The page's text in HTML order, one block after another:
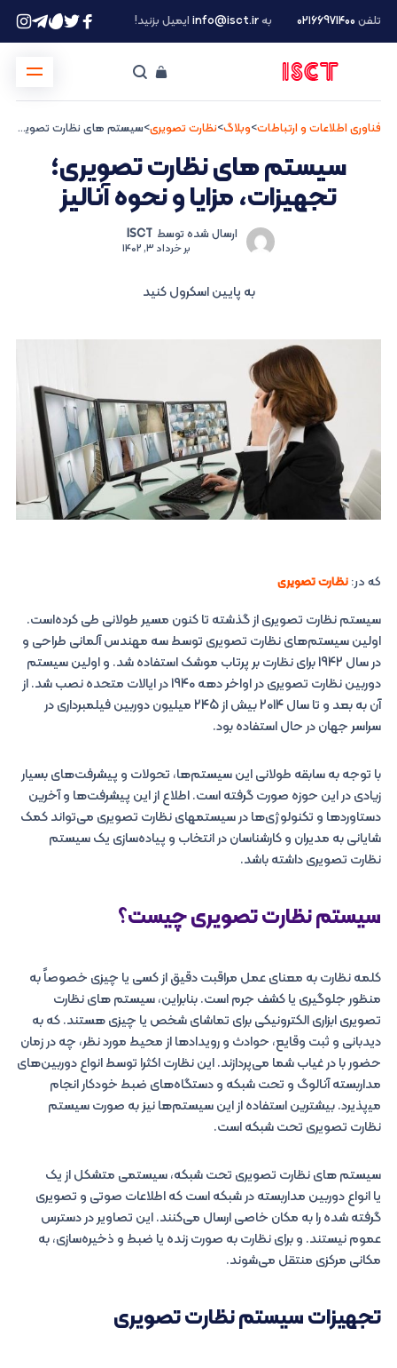
تلفن ۰۲۱66971400 بهinfo@isct.irایمیل بزنید!
فناوری اطلاعات و ارتباطات>وبلاگ>نظارت تصویری> سیستم های نظارت تصویری؛ تجهیزات، مزایا و نحوه آنالیز
سیستم های نظارت تصویری؛
تجهیزات، مزایا و نحوه آنالیز
ارسال شده توسط ISCT
برخرداد 3, 1402
به پایین اسکرول کنید
که در:نظارت تصویری
سیستم نظارت تصویری از گذشته تا کنون مسیر طولانی طی کرده‌است.
اولین سیستم‌های نظارت تصویری توسط سه مهندس آلمانی طراحی و
در سال 1942 برای نظارت بر پرتاب موشک استفاده شد. و اولین سیستم
دوربین نظارت تصویری در اواخر دهه 1940 در ایالات متحده نصب شد. از
آن به بعد و تا سال 2014 بیش از 245 میلیون دوربین فیلمبرداری در
سراسر جهان در حال استفاده بود.
با توجه به سابقه طولانی این سیستم‌ها، تحولات و پیشرفت‌های بسیار
زیادی در این حوزه صورت گرفته است. اطلاع از این پیشرفت‌ها و آخرین
دستاوردها و تکنولوژی‌ها در سیستمهای نظارت تصویری می‌تواند کمک
شایانی به مدیران و کارشناسان در انتخاب و پیاده‌سازی یک سیستم
نظارت تصویری داشته باشد.
سیستم نظارت تصویری چیست؟
کلمه نظارت به معنای عمل مراقبت دقیق از کسی یا چیزی خصوصاً به
منظور جلوگیری یا کشف جرم است. بنابراین، سیستم های نظارت
تصویری ابزاری الکترونیکی برای تماشای شخص یا چیزی هستند. که به
دیدبانی و ثبت وقایع، حوادث و رویدادها از محیط مورد نظر، چه در زمان
حضور با در غیاب شما می‌پردازند. این نظارت اکثرا توسط انواع دوربین‌های
مداربسته آنالوگ و تحت شبکه و دستگاه‌های ضبط خودکار انجام
می‍‌پذیرد. بیشترین استفاده از این سیستم‌ها نیز به صورت سیستم
نظارت تصویری تحت شبکه است.
سیستم های نظارت تصویری تحت شبکه، سیستمی متشکل از یک
یا انواع دوربین مداربسته در شبکه است که اطلاعات صوتی و تصویری
گرفته شده را به مکان خاصی ارسال می‌کنند. این تصاویر در دسترس
عموم نیستند. و برای نظارت به صورت زنده یا ضبط و ذخیره‌سازی، به
مکانی مرکزی منتقل می‌شوند.
تجهیزات سیستم نظارت تصویری